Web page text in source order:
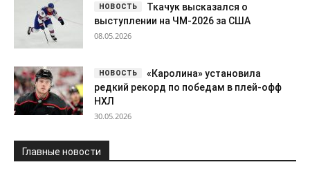
Ткачук высказался о
выступлении на ЧМ-2026 за США
08.05.2026
«Каролина» установила
редкий рекорд по победам в плей-офф
НХЛ
30.05.2026
Главные новости